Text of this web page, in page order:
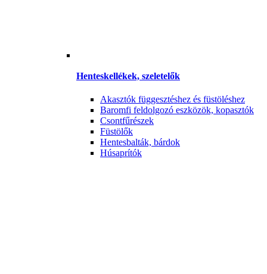
Henteskellékek, szeletelők
Akasztók függesztéshez és füstöléshez
Baromfi feldolgozó eszközök, kopasztók
Csontfűrészek
Füstölők
Hentesbalták, bárdok
Húsaprítók